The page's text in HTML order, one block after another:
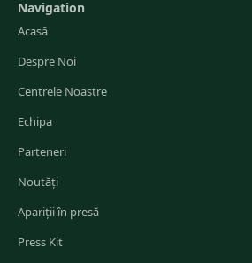
Navigation
Acasă
Despre Noi
Centrele Noastre
Echipa
Parteneri
Noutăți
Apariții în presă
Press Kit